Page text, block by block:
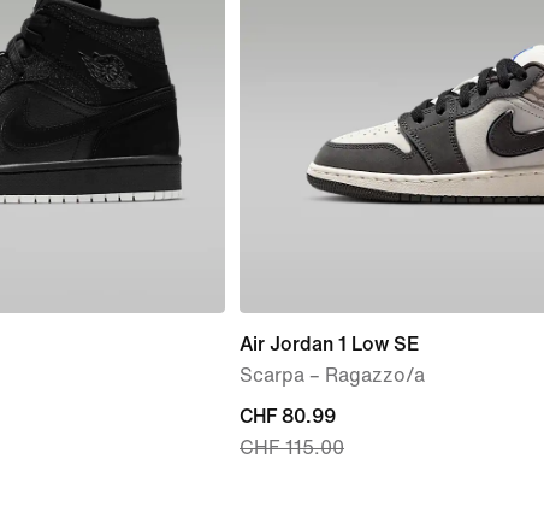
Air Jordan 1 Low SE
Scarpa – Ragazzo/a
current
price
CHF 80.99
CHF 115.00